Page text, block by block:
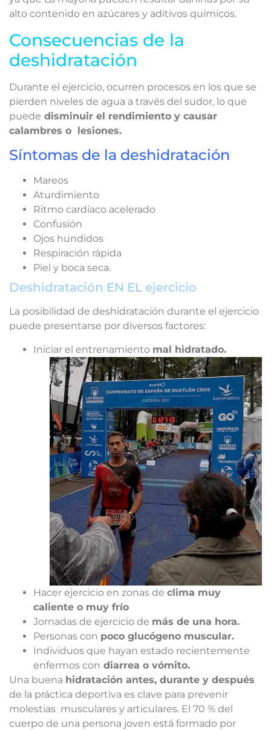
alto contenido en azúcares y aditivos químicos.
Consecuencias de la
deshidratación
Durante el ejercicio, ocurren procesos en los que se
pierden niveles de agua a través del sudor, lo que
puede disminuir el rendimiento y causar
calambres o lesiones.
Síntomas de la deshidratación
Mareos
Aturdimiento
Ritmo cardíaco acelerado
Confusión
Ojos hundidos
Respiración rápida
Piel y boca seca.
Deshidratación EN EL ejercicio
La posibilidad de deshidratación durante el ejercicio
puede presentarse por diversos factores:
Iniciar el entrenamiento mal hidratado.
Hacer ejercicio en zonas de clima muy
caliente o muy frío
Jornadas de ejercicio de más de una hora.
Personas con poco glucógeno muscular.
Individuos que hayan estado recientemente
enfermos con diarrea o vómito.
Una buena hidratación antes, durante y después
de la práctica deportiva es clave para prevenir
molestias musculares y articulares. El 70 % del
cuerpo de una persona joven está formado por